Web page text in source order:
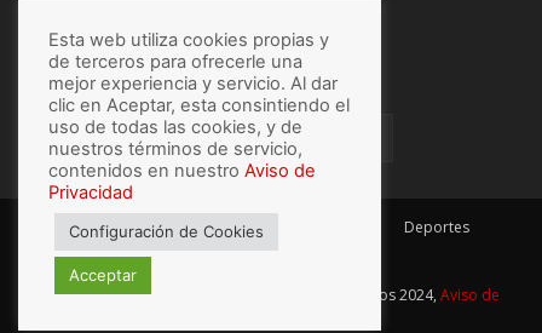
SÍGUENOS
México Mundo Economía
Deportes
Espectaculos
© Hecho con por N24.mx, Derechos Reservados 2024, Aviso de
Esta web utiliza cookies propias y
de terceros para ofrecerle una
mejor experiencia y servicio. Al dar
clic en Aceptar, esta consintiendo el
uso de todas las cookies, y de
nuestros términos de servicio,
contenidos en nuestro Aviso de
Privacidad
Configuración de Cookies
Acceptar